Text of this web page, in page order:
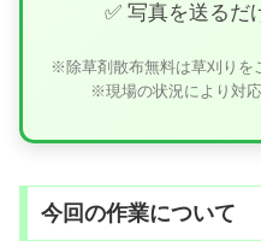
✅ 写真を送るだ
※除草剤散布無料は草刈りを
※現場の状況により対
今回の作業について